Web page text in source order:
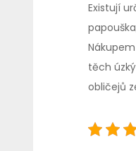
Existují
těch
obličejů